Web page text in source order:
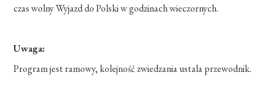
czas wolny Wyjazd do Polski w godzinach wieczornych.
Uwaga:
Program jest ramowy, kolejność zwiedzania ustala przewodnik.